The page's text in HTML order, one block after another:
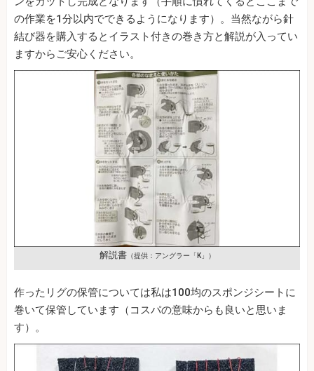
の作業を1分以内でできるようになります）。当然ながら針
結び器を購入するとイラスト付きの巻き方と解説が入ってい
ますからご安心ください。
解説書（提供：アングラー「K」）
作ったリグの保管については私は100均のスポンジシートに
巻いて保管しています（コスパの意味からも良いと思いま
す）。